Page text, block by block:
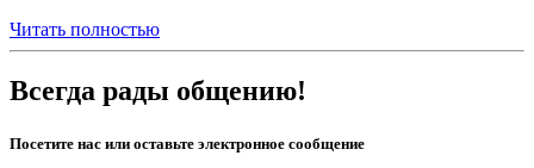
Читать полностью
Всегда рады общению!
Посетите нас или оставьте электронное сообщение